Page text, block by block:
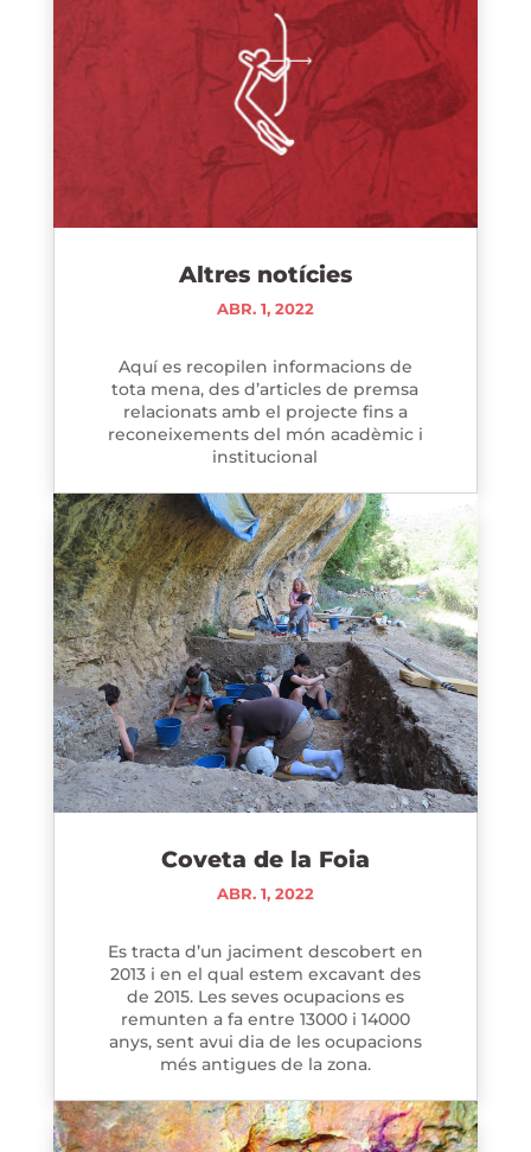
Altres notícies
ABR. 1, 2022
Aquí es recopilen informacions de
tota mena, des d’articles de premsa
relacionats amb el projecte fins a
reconeixements del món acadèmic i
institucional
Coveta de la Foia
ABR. 1, 2022
Es tracta d’un jaciment descobert en
2013 i en el qual estem excavant des
de 2015. Les seves ocupacions es
remunten a fa entre 13000 i 14000
anys, sent avui dia de les ocupacions
més antigues de la zona.